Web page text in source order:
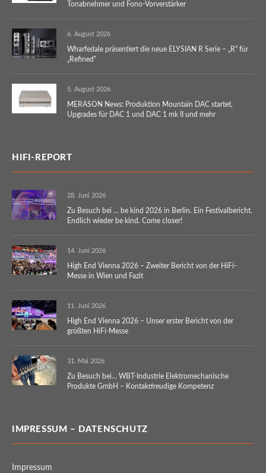
Tonabnehmer und Fono-Vorverstärker
6. August 2026
Wharfedale präsentiert die neue ELYSIAN R Serie – „R“ für
„Refined“
5. August 2026
MERASON News: Produktion Mountain DAC startet,
Upgrades für DAC 1 und DAC 1 mk II und mehr
HIFI-REPORT
28. Juni 2026
Zu Besuch bei … be kind 2026 in Berlin. Ein Festivalbericht.
Endlich wieder be kind. Come closer!
14. Juni 2026
High End Vienna 2026 – Zweiter Bericht von der HiFi-
Messe in Wien und Fazit
11. Juni 2026
High End Vienna 2026 – Unser erster Bericht von der
größten HiFi-Messe
31. Mai 2026
Zu Besuch bei… WBT-Industrie Elektromechanische
Produkte GmbH – Kontaktfreudige Kompetenz
IMPRESSUM – DATENSCHUTZ
Impressum